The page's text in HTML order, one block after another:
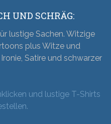
UND SCHRÄG:
lustige Sachen. Witzige
plus Witze und
Satire und schwarzer
und lustige T-Shirts